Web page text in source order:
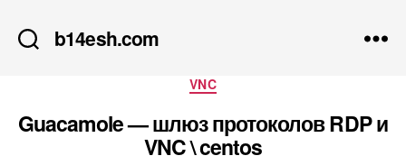
b14esh.com
Рубрики
VNC
Guacamole — шлюз протоколов RDP и
VNC \ centos